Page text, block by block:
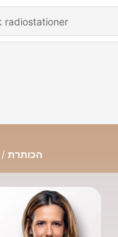
הכותרת